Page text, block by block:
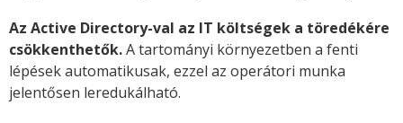
Az Active Directory-val az IT költségek a töredékére
csökkenthetők.A tartományi környezetben a fenti
lépések automatikusak, ezzel az operátori munka
jelentősen leredukálható.